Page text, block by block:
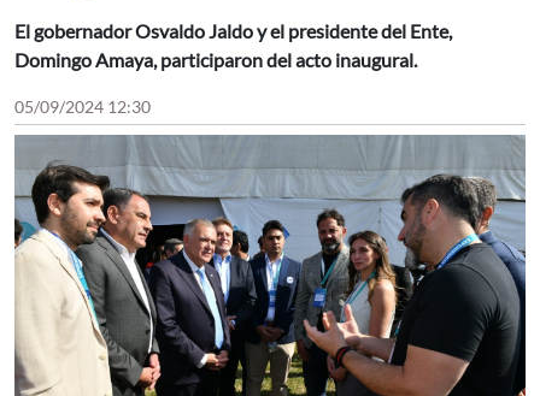
El gobernador Osvaldo Jaldo y el presidente del Ente,
Domingo Amaya, participaron del acto inaugural.
05/09/2024 12:30